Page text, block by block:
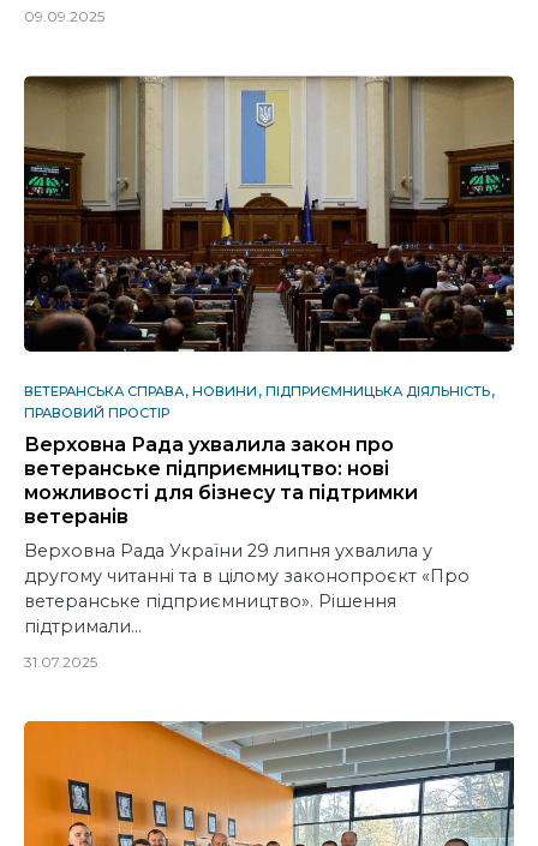
09.09.2025
ВЕТЕРАНСЬКА СПРАВА НОВИНИ ПІДПРИЄМНИЦЬКА ДІЯЛЬНІСТЬ
ПРАВОВИЙ ПРОСТІР
Верховна Рада ухвалила закон про
ветеранське підприємництво: нові
можливості для бізнесу та підтримки
ветеранів
Верховна Рада України 29 липня ухвалила у
другому читанні та в цілому законопроєкт «Про
ветеранське підприємництво». Рішення
підтримали…
31.07.2025